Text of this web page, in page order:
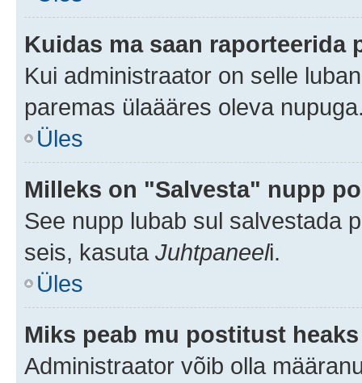
Kuidas ma saan raporteerida
Kui administraator on selle
paremas ülaääres oleva
Üles
Milleks on "Salvesta" nupp
See nupp lubab sul salvestada
seis, kasuta Juhtpaneeli.
Üles
Miks peab mu postitust
Administraator võib olla